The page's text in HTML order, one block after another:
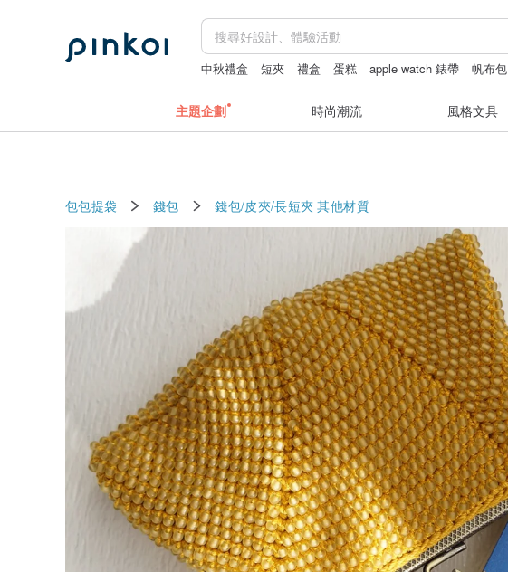
中秋禮盒 短夾 禮盒 蛋糕 apple watch 錶帶 帆布包
主題企劃 時尚潮流 風格文具
包包提袋 錢包 錢包/皮夾/長短夾 其他材質